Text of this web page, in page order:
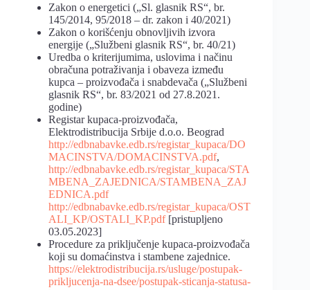
Zakon o energetici („Sl. glasnik RS“, br.
145/2014, 95/2018 – dr. zakon i 40/2021)
Zakon o korišćenju obnovljivih izvora
energije („Službeni glasnik RS“, br. 40/21)
Uredba o kriterijumima, uslovima i načinu
obračuna potraživanja i obaveza između
kupca – proizvođača i snabdevača („Službeni
glasnik RS“, br. 83/2021 od 27.8.2021.
godine)
Registar kupaca-proizvođača,
Elektrodistribucija Srbije d.o.o. Beograd
http://edbnabavke.edb.rs/registar_kupaca/DO
MACINSTVA/DOMACINSTVA.pdf,
http://edbnabavke.edb.rs/registar_kupaca/STA
MBENA_ZAJEDNICA/STAMBENA_ZAJ
EDNICA.pdf
http://edbnabavke.edb.rs/registar_kupaca/OST
ALI_KP/OSTALI_KP.pdf[pristupljeno
03.05.2023]
Procedure za priključenje kupaca-proizvođača
koji su domaćinstva i stambene zajednice.
https://elektrodistribucija.rs/usluge/postupak-
prikljucenja-na-dsee/postupak-sticanja-statusa-